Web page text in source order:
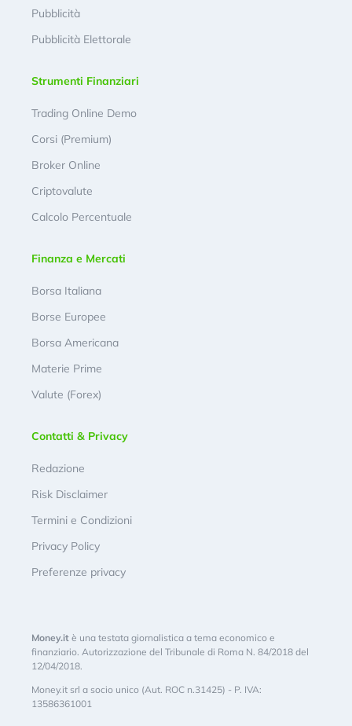
Pubblicità
Pubblicità Elettorale
Strumenti Finanziari
Trading Online Demo
Corsi (Premium)
Broker Online
Criptovalute
Calcolo Percentuale
Finanza e Mercati
Borsa Italiana
Borse Europee
Borsa Americana
Materie Prime
Valute (Forex)
Contatti & Privacy
Redazione
Risk Disclaimer
Termini e Condizioni
Privacy Policy
Preferenze privacy
Money.it è una testata giornalistica a tema economico e
finanziario. Autorizzazione del Tribunale di Roma N. 84/2018 del
12/04/2018.
Money.it srl a socio unico (Aut. ROC n.31425) - P. IVA:
13586361001